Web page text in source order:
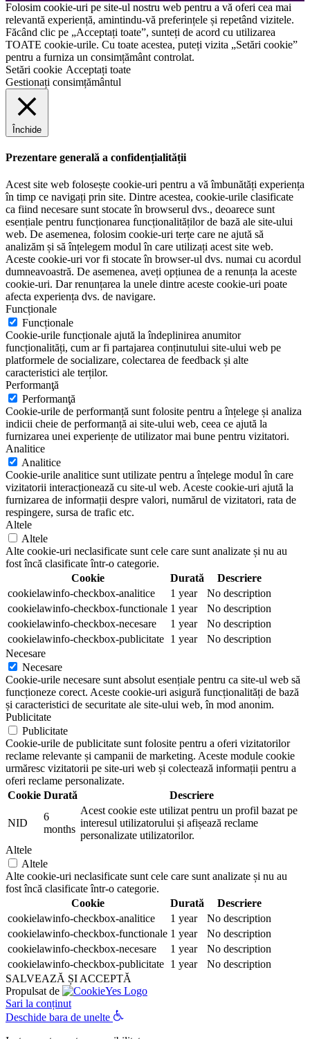
Folosim cookie-uri pe site-ul nostru web pentru a vă oferi cea mai
relevantă experiență, amintindu-vă preferințele și repetând vizitele.
Făcând clic pe „Acceptați toate”, sunteți de acord cu utilizarea
TOATE cookie-urile. Cu toate acestea, puteți vizita „Setări cookie”
pentru a furniza un consimțământ controlat.
Setări cookie Acceptați toate
Gestionați consimțământul
Închide
Prezentare generală a confidențialității
Acest site web folosește cookie-uri pentru a vă îmbunătăți experiența
în timp ce navigați prin site. Dintre acestea, cookie-urile clasificate
ca fiind necesare sunt stocate în browserul dvs., deoarece sunt
esențiale pentru funcționarea funcționalităților de bază ale site-ului
web. De asemenea, folosim cookie-uri terțe care ne ajută să
analizăm și să înțelegem modul în care utilizați acest site web.
Aceste cookie-uri vor fi stocate în browser-ul dvs. numai cu acordul
dumneavoastră. De asemenea, aveți opțiunea de a renunța la aceste
cookie-uri. Dar renunțarea la unele dintre aceste cookie-uri poate
afecta experiența dvs. de navigare.
Funcționale
Funcționale
Cookie-urile funcționale ajută la îndeplinirea anumitor
funcționalități, cum ar fi partajarea conținutului site-ului web pe
platformele de socializare, colectarea de feedback și alte
caracteristici ale terților.
Performanţă
Performanţă
Cookie-urile de performanță sunt folosite pentru a înțelege și analiza
indicii cheie de performanță ai site-ului web, ceea ce ajută la
furnizarea unei experiențe de utilizator mai bune pentru vizitatori.
Analitice
Analitice
Cookie-urile analitice sunt utilizate pentru a înțelege modul în care
vizitatorii interacționează cu site-ul web. Aceste cookie-uri ajută la
furnizarea de informații despre valori, numărul de vizitatori, rata de
respingere, sursa de trafic etc.
Altele
Altele
Alte cookie-uri neclasificate sunt cele care sunt analizate și nu au
fost încă clasificate într-o categorie.
Cookie
Durată
Descriere
cookielawinfo-checkbox-analitice
1 year
No description
cookielawinfo-checkbox-functionale 1 year
No description
cookielawinfo-checkbox-necesare
1 year
No description
cookielawinfo-checkbox-publicitate 1 year
No description
Necesare
Necesare
Cookie-urile necesare sunt absolut esențiale pentru ca site-ul web să
funcționeze corect. Aceste cookie-uri asigură funcționalități de bază
și caracteristici de securitate ale site-ului web, în mod anonim.
Publicitate
Publicitate
Cookie-urile de publicitate sunt folosite pentru a oferi vizitatorilor
reclame relevante și campanii de marketing. Aceste module cookie
urmăresc vizitatorii pe site-uri web și colectează informații pentru a
oferi reclame personalizate.
Cookie Durată Descriere
NID
6
months
Acest cookie este utilizat pentru un profil bazat pe
interesul utilizatorului și afișează reclame
personalizate utilizatorilor.
Altele
Altele
Alte cookie-uri neclasificate sunt cele care sunt analizate și nu au
fost încă clasificate într-o categorie.
Cookie
Durată
Descriere
cookielawinfo-checkbox-analitice
1 year
No description
cookielawinfo-checkbox-functionale 1 year
No description
cookielawinfo-checkbox-necesare
1 year
No description
cookielawinfo-checkbox-publicitate 1 year
No description
SALVEAZĂ ȘI ACCEPTĂ
Propulsat de
Sari la conținut
Deschide bara de unelte